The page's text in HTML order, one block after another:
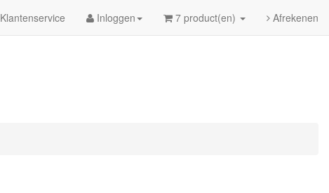
Klantenservice Inloggen 7 product(en) Afrekenen